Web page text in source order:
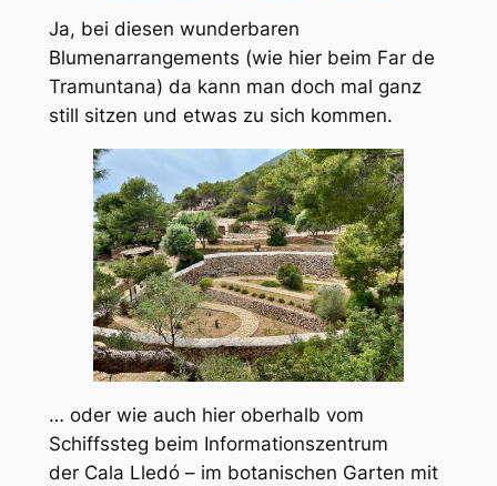
Ja, bei diesen wunderbaren
Blumenarrangements (wie hier beim Far de
Tramuntana) da kann man doch mal ganz
still sitzen und etwas zu sich kommen.
… oder wie auch hier oberhalb vom
Schiffssteg beim Informationszentrum
der Cala Lledó – im botanischen Garten mit